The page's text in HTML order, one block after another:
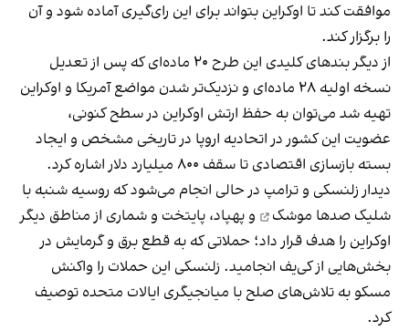
موافقت کند تا اوکراین بتواند برای این رای‌گیری‌ آماده شود و آن
را برگزار کند.
از دیگر بندهای کلیدی این طرح ۲۰ ماده‌ای که پس از تعدیل
نسخه اولیه ۲۸ ماده‌ای و نزدیک‌تر شدن مواضع آمریکا و اوکراین
تهیه شد می‌توان به حفظ ارتش اوکراین در سطح کنونی،
عضویت این کشور در اتحادیه اروپا در تاریخی مشخص و ایجاد
بسته بازسازی اقتصادی تا سقف ۸۰۰ میلیارد دلار اشاره کرد.
دیدار زلنسکی و ترامپ در حالی انجام می‌شود که روسیه شنبه با
شلیک صدها موشک
و پهپاد، پایتخت و شماری از مناطق دیگر
اوکراین را هدف قرار داد؛ حملاتی که به قطع برق و گرمایش در
بخش‌هایی از کی‌یف انجامید. زلنسکی این حملات را واکنش
مسکو به تلاش‌های صلح با میانجیگری ایالات متحده توصیف
کرد.